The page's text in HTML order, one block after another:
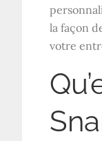
la façon
votre